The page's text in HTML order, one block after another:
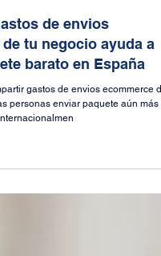
3 min de lectura
de envios
tu negocio ayuda a
barato en España
gastos de envios ecommerce de